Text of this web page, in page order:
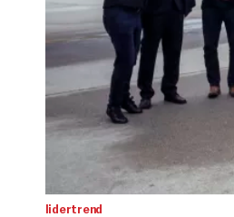
lidertrend